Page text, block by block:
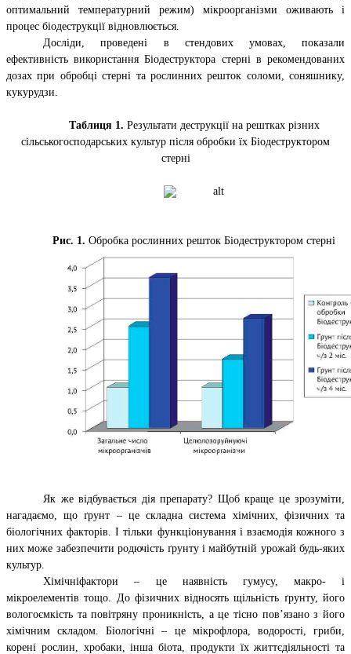
оптимальний температурний режим) мікроорганізми оживають і
процес біодеструкції відновлюється.
Досліди, проведені в стендових умовах, показали
ефективність використання Біодеструктора стерні в рекомендованих
дозах при обробці стерні та рослинних решток соломи, соняшнику,
кукурудзи.
Таблиця 1. Результати деструкції на рештках різних
сільськогосподарських культур після обробки їх Біодеструктором
стерні
Рис. 1.Обробка рослинних решток Біодеструктором стерні
Як же відбувається дія препарату? Щоб краще це зрозуміти,
нагадаємо, що ґрунт – це складна система хімічних, фізичних та
біологічних факторів. І тільки функціонування і взаємодія кожного з
них може забезпечити родючість ґрунту і майбутній урожай будь-яких
культур.
Хімічніфактори – це наявність гумусу, макро- і
мікроелементів тощо. До фізичних відносять щільність ґрунту, його
вологоємкість та повітряну проникність, а це тісно пов’язано з його
хімічним складом. Біологічні – це мікрофлора, водорості, гриби,
корені рослин, хробаки, інша біота, продукти їх життєдіяльності та